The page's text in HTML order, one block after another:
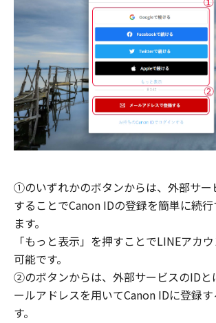
①のいずれかのボタンからは、外部サー
することでCanon IDの登録を簡単に続
ます。
「もっと表示」を押すことでLINEアカ
可能です。
②のボタンからは、外部サービスのIDと
ールアドレスを用いてCanon IDに登録
す。